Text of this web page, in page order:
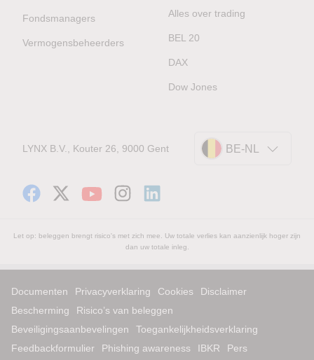
Fondsmanagers
Vermogensbeheerders
Alles over trading
BEL 20
DAX
Dow Jones
LYNX B.V., Kouter 26, 9000 Gent BE-NL
Let op: beleggen brengt risico's met zich mee. Uw totale verlies kan aanzienlijk hoger zijn
dan uw totale inleg.
Documenten Privacyverklaring Cookies
Disclaimer
Bescherming
Risico’s van beleggen
Beveiligingsaanbevelingen
Toegankelijkheidsverklaring
Feedbackformulier
Phishing awareness IBKR
Pers